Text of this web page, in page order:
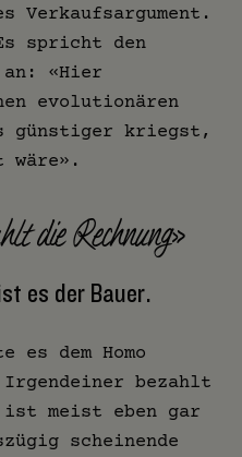
Verkaufsargument.
spricht den
an: «Hier
evolutionären
günstiger kriegst,
die Rechnung»
es der Bauer.
es dem Homo
Irgendeiner bezahlt
ist meist eben gar
scheinende